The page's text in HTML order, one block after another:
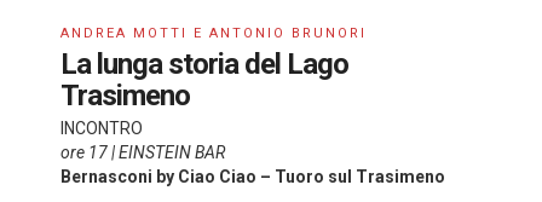
ANDREA MOTTI E ANTONIO BRUNORI
La lunga storia del Lago
Trasimeno
INCONTRO
ore 17 | EINSTEIN BAR
Bernasconi by Ciao Ciao – Tuoro sul Trasimeno